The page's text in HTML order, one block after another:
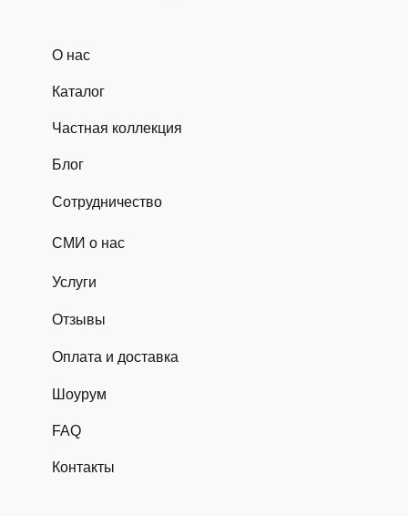
Каталог
О нас
Блог
Частная коллекция
Сотрудничество
Услуги
Отзывы
Оплата и доставка
СМИ о нас
Шоурум
FAQ
Контакты